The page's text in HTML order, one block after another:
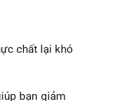
chất lại khó
bạn giảm